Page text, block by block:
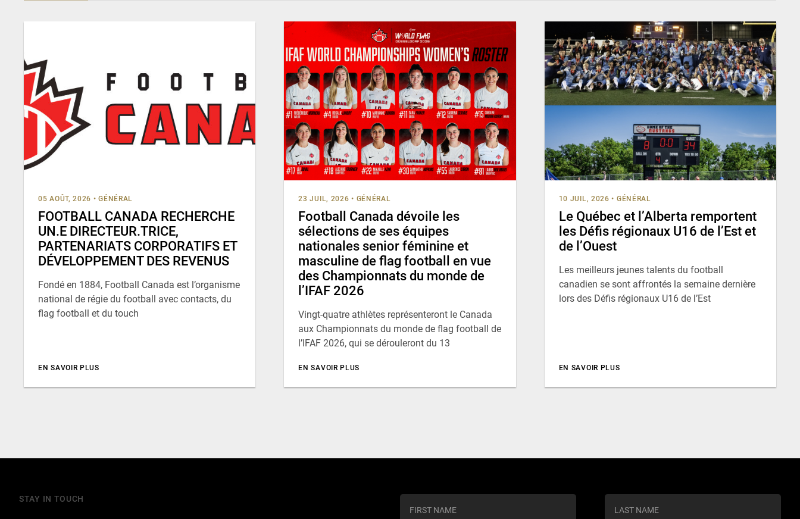
05 AOÛT, 2026 • GÉNÉRAL
FOOTBALL CANADA RECHERCHE
UN.E DIRECTEUR.TRICE,
PARTENARIATS CORPORATIFS ET
DÉVELOPPEMENT DES REVENUS
Fondé en 1884, Football Canada est l’organisme
national de régie du football avec contacts, du
flag football et du touch
EN SAVOIR PLUS
23 JUIL, 2026 • GÉNÉRAL
Football Canada dévoile les
sélections de ses équipes
nationales senior féminine et
masculine de flag football en vue
des Championnats du monde de
l’IFAF 2026
Vingt-quatre athlètes représenteront le Canada
aux Championnats du monde de flag football de
l’IFAF 2026, qui se dérouleront du 13
EN SAVOIR PLUS
10 JUIL, 2026 • GÉNÉRAL
Le Québec et l’Alberta remportent
les Défis régionaux U16 de l’Est et
de l’Ouest
Les meilleurs jeunes talents du football
canadien se sont affrontés la semaine dernière
lors des Défis régionaux U16 de l’Est
EN SAVOIR PLUS
STAY IN TOUCH